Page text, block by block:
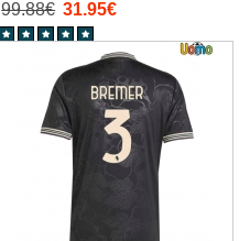
99.88€ 31.95€